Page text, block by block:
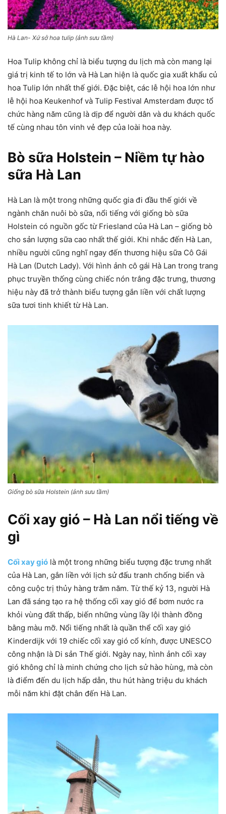
Hà Lan- Xứ sở hoa tulip (ảnh sưu tầm)
Hoa Tulip không chỉ là biểu tượng du lịch mà còn mang lại
giá trị kinh tế to lớn và Hà Lan hiện là quốc gia xuất khẩu củ
hoa Tulip lớn nhất thế giới. Đặc biệt, các lễ hội hoa lớn như
lễ hội hoa Keukenhof và Tulip Festival Amsterdam được tổ
chức hàng năm cũng là dịp để người dân và du khách quốc
tế cùng nhau tôn vinh vẻ đẹp của loài hoa này.
Bò sữa Holstein – Niềm tự hào
sữa Hà Lan
Hà Lan là một trong những quốc gia đi đầu thế giới về
ngành chăn nuôi bò sữa, nổi tiếng với giống bò sữa
Holstein có nguồn gốc từ Friesland của Hà Lan – giống bò
cho sản lượng sữa cao nhất thế giới. Khi nhắc đến Hà Lan,
nhiều người cũng nghĩ ngay đến thương hiệu sữa Cô Gái
Hà Lan (Dutch Lady). Với hình ảnh cô gái Hà Lan trong trang
phục truyền thống cùng chiếc nón trắng đặc trưng, thương
hiệu này đã trở thành biểu tượng gắn liền với chất lượng
sữa tươi tinh khiết từ Hà Lan.
Giống bò sữa Holstein (ảnh sưu tầm)
Cối xay gió – Hà Lan nổi tiếng về
gì
Cối xay gió là một trong những biểu tượng đặc trưng nhất
của Hà Lan, gắn liền với lịch sử đấu tranh chống biển và
công cuộc trị thủy hàng trăm năm. Từ thế kỷ 13, người Hà
Lan đã sáng tạo ra hệ thống cối xay gió để bơm nước ra
khỏi vùng đất thấp, biến những vùng lầy lội thành đồng
bằng màu mỡ. Nổi tiếng nhất là quần thể cối xay gió
Kinderdijk với 19 chiếc cối xay gió cổ kính, được UNESCO
công nhận là Di sản Thế giới. Ngày nay, hình ảnh cối xay
gió không chỉ là minh chứng cho lịch sử hào hùng, mà còn
là điểm đến du lịch hấp dẫn, thu hút hàng triệu du khách
mỗi năm khi đặt chân đến Hà Lan.